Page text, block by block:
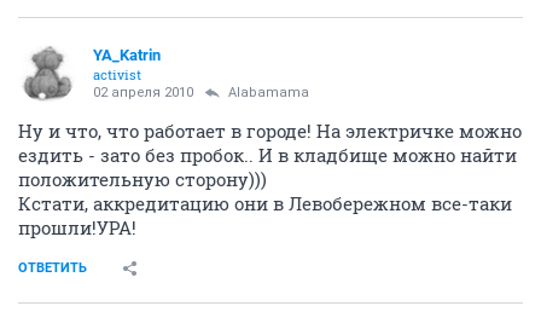
YA_Katrin
activist
02 апреля 2010 Alabamama
Ну и что, что работает в городе! На электричке можно
ездить - зато без пробок.. И в кладбище можно найти
положительную сторону)))
Кстати, аккредитацию они в Левобережном все-таки
прошли!УРА!
ОТВЕТИТЬ